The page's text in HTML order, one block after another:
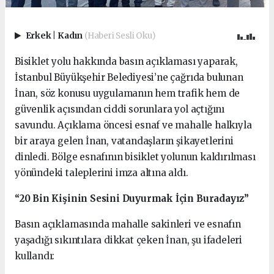
Erkek Kadın (Haberi Sesli Oku)
Bisiklet yolu hakkında basın açıklaması yaparak,
İstanbul Büyükşehir Belediyesi’ne çağrıda bulunan
İnan, söz konusu uygulamanın hem trafik hem de
güvenlik açısından ciddi sorunlara yol açtığını
savundu. Açıklama öncesi esnaf ve mahalle halkıyla
bir araya gelen İnan, vatandaşların şikayetlerini
dinledi. Bölge esnafının bisiklet yolunun kaldırılması
yönündeki taleplerini imza altına aldı.
“20 Bin Kişinin Sesini Duyurmak İçin Buradayız”
Basın açıklamasında mahalle sakinleri ve esnafın
yaşadığı sıkıntılara dikkat çeken İnan, şu ifadeleri
kullandı: